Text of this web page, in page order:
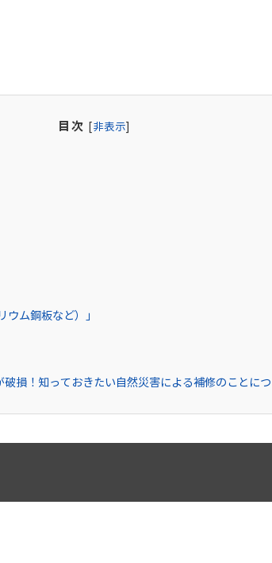
目次 [非表示]
ム鋼板など）」
損！知っておきたい自然災害による補修のことに